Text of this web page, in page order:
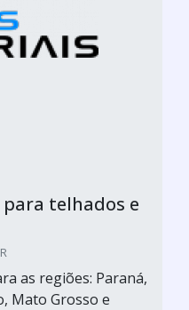
telhados e
as regiões: Paraná,
Mato Grosso e